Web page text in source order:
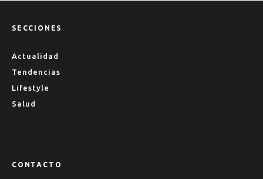
SECCIONES
Actualidad
Tendencias
Lifestyle
Salud
CONTACTO